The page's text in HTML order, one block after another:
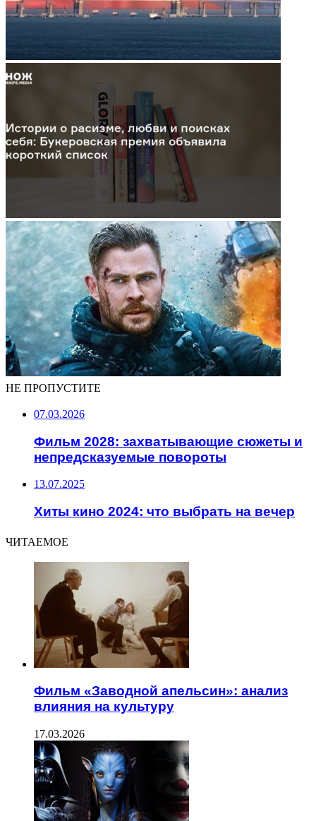
НЕ ПРОПУСТИТЕ
07.03.2026
Фильм 2028: захватывающие сюжеты и
непредсказуемые повороты
13.07.2025
Хиты кино 2024: что выбрать на вечер
ЧИТАЕМОЕ
Фильм «Заводной апельсин»: анализ
влияния на культуру
17.03.2026